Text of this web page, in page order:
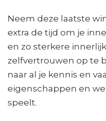
Neem deze laatste
extra de tijd om je
en zo sterkere
zelfvertrouwen op te
naar al je kennis en
eigenschappen en
speelt.